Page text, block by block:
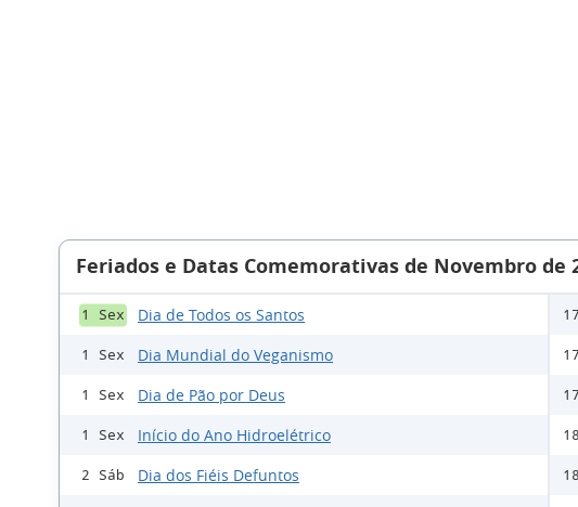
Feriados e Datas Comemorativas de Novembro de
1 Sex Dia de Todos os Santos
1 Sex Dia Mundial do Veganismo
1 Sex Dia de Pão por Deus
1 Sex Início do Ano Hidroelétrico
2 Sáb Dia dos Fiéis Defuntos